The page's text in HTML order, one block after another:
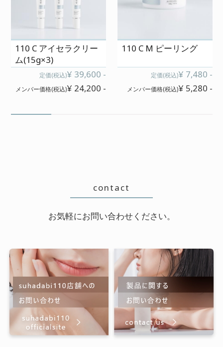
ありがとうございます!
2026/05/22 投稿者：くるくるてんてん
ぴっぽっぱ
2026/05/16 投稿者：あいり
おすすめレベル：★★★★★
以前から頭皮の痒みに悩んでいまし
た。皮膚科に行き、かゆみ止めや抗
炎症の薬を塗っていましたが良くな
らず、我慢できずに搔きむしって悪
110 C アイセラクリー
ム(15g×3)
定価(税込)¥ 39,600 -
メンバー価格(税込)¥ 24,200 -
110 C M ピーリング
定価(税込)¥ 7,480 -
メンバー価格(税込)¥ 5,280 -
contact
お気軽にお問い合わせください。